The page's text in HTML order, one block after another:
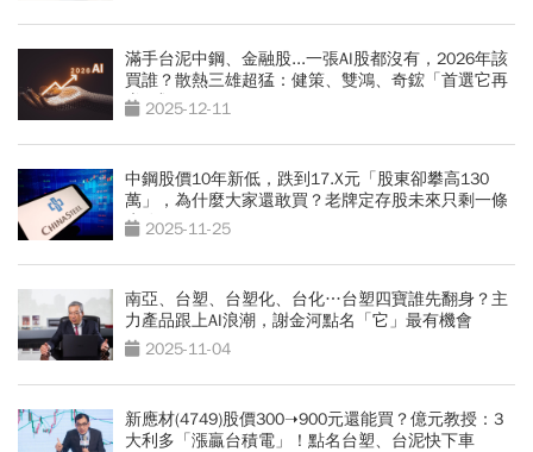
滿手台泥中鋼、金融股...一張AI股都沒有，2026年該
買誰？散熱三雄超猛：健策、雙鴻、奇鋐「首選它再
賺6成」
2025-12-11
中鋼股價10年新低，跌到17.X元「股東卻攀高130
萬」，為什麼大家還敢買？老牌定存股未來只剩一條
生路2025-11-25
南亞、台塑、台塑化、台化…台塑四寶誰先翻身？主
力產品跟上AI浪潮，謝金河點名「它」最有機會
2025-11-04
新應材(4749)股價300➝900元還能買？億元教授：3
大利多「漲贏台積電」！點名台塑、台泥快下車